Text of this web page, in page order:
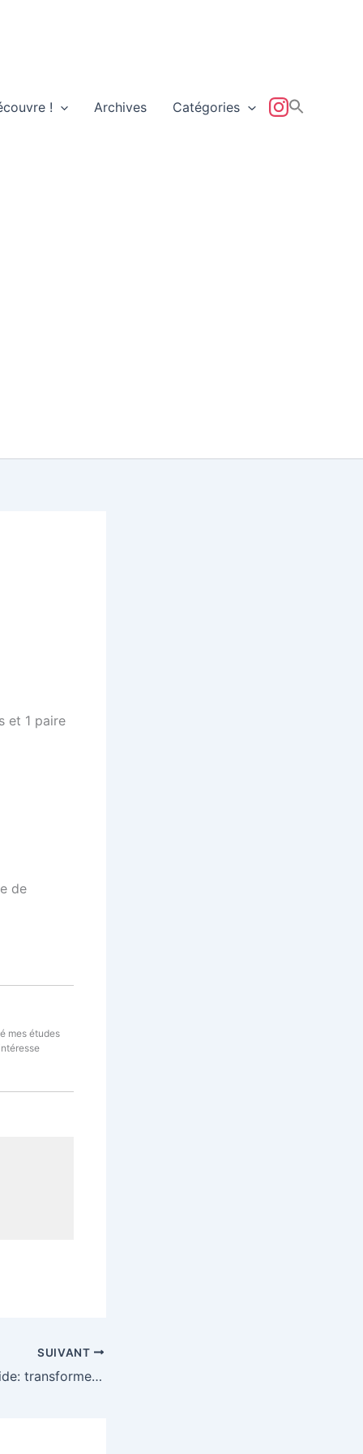
! Archives Catégories
et 1 paire
de
mes études
SUIVANT
Calcul mental rapide: transformer le calcul mental en calcul instantané